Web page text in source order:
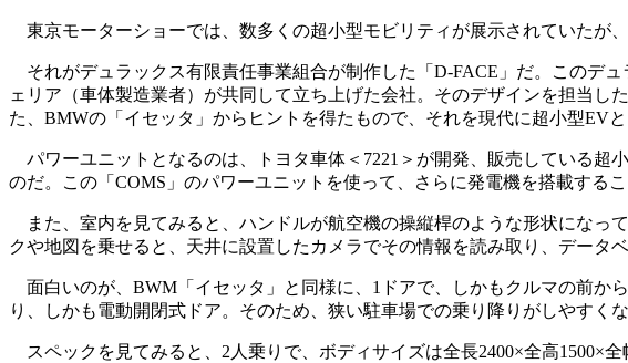
東京モーターショーでは、数多くの超小型モビリティが展示されていたが
それがデュラックス有限責任事業組合が制作した「D-FACE」だ。このデ
ェリア（車体製造業者）が共同して立ち上げた会社。そのデザインを担当
た、BMWの「イセッタ」からヒントを得たもので、それを現代に超小型EVと
パワーユニットとなるのは、トヨタ車体＜7221＞が開発、販売している超
のだ。この「COMS」のパワーユニットを使って、さらに発電機を搭載する
また、室内を見てみると、ハンドルが航空機の操縦桿のような形状になっ
クや地図を乗せると、天井に設置したカメラでその情報を読み取り、データ
面白いのが、BWM「イセッタ」と同様に、1ドアで、しかもクルマの前か
り、しかも電動開閉式ドア。そのため、狭い駐車場での乗り降りがしやすく
スペックを見てみると、2人乗りで、ボディサイズは全長2400×全高1500×